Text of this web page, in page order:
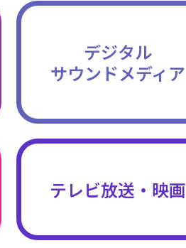
デジタル
サウンドメディア
テレビ放送・映画